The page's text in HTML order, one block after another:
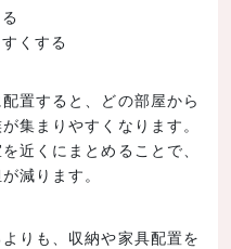
くする
置すると、どの部屋から
集まりやすくなります。
近くにまとめることで、
減ります。
りも、収納や家具配置を